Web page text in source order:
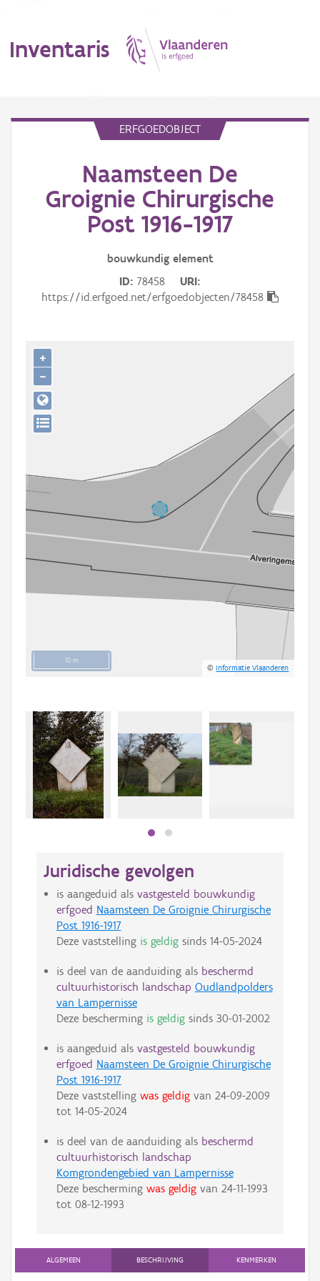
Inventaris
Aanduidingsobject
Gebeurtenis
Downloads
Hergebruik
Aanmelden
ERFGOEDOBJECT
Naamsteen De
Groignie Chirurgische
Post 1916-1917
bouwkundig element
ID 78458
URI
https://id.erfgoed.net/erfgoedobjecten/78458
10 m
©Informatie Vlaanderen
+
−
Juridische gevolgen
is aangeduid als vastgesteld bouwkundig
erfgoed Naamsteen De Groignie Chirurgische
Post 1916-1917
Deze vaststelling is geldigsinds 14-05-2024
is deel van de aanduiding als beschermd
cultuurhistorisch landschap Oudlandpolders
van Lampernisse
Deze bescherming is geldigsinds 30-01-2002
is aangeduid als vastgesteld bouwkundig
erfgoed Naamsteen De Groignie Chirurgische
Post 1916-1917
Deze vaststelling was geldigvan 24-09-2009
tot 14-05-2024
is deel van de aanduiding als beschermd
cultuurhistorisch landschap
Komgrondengebied van Lampernisse
Deze bescherming was geldigvan 24-11-1993
tot 08-12-1993
ALGEMEEN BESCHRIJVING KENMERKEN